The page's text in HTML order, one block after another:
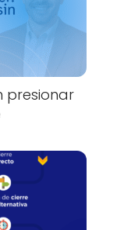
presionar